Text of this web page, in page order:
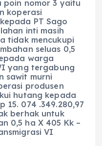
poin nomor 3 yaitu
koperasi
PT Sago
inti masih
tidak mencukupi
seluas 0,5
warga
yang tergabung
sawit murni
produsen
hutang kepada
15. 074 .349.280,97
berhak untuk
0,5 ha X 405 Kk –
VI